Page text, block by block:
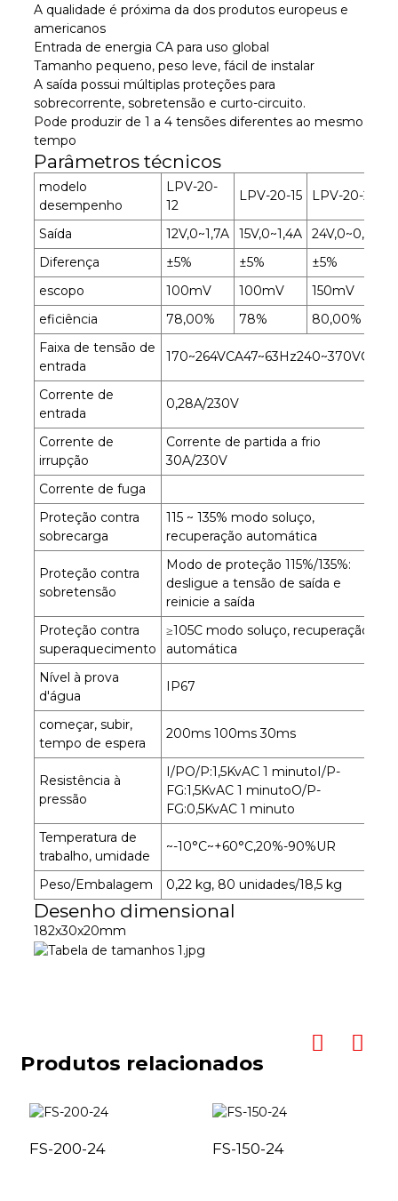
A qualidade é próxima da dos produtos europeus e
americanos
Entrada de energia CA para uso global
Tamanho pequeno, peso leve, fácil de instalar
A saída possui múltiplas proteções para
sobrecorrente, sobretensão e curto-circuito.
Pode produzir de 1 a 4 tensões diferentes ao mesmo
tempo
Parâmetros técnicos
modelo
desempenho
LPV-20-
12
LPV-20-15 LPV-20-24
Saída 12V,0~1,7A 15V,0~1,4A
24V,0~0,8A
Diferença
±5% ±5%
±5%
escopo
100mV 100mV
150mV
eficiência
78,00% 78%
80,00%
Faixa de tensão de
entrada
170~264VCA47~63Hz240~370VCC
Corrente de
entrada
0,28A/230V
Corrente de
irrupção
Corrente de partida a frio
30A/230V
Corrente de fuga
Proteção contra
sobrecarga
115 ~ 135% modo soluço,
recuperação automática
Proteção contra
sobretensão
Modo de proteção 115%/135%:
desligue a tensão de saída e
reinicie a saída
Proteção contra
superaquecimento
≥105C modo soluço, recuperação
automática
Nível à prova
d'água
IP67
começar, subir,
tempo de espera
200ms 100ms 30ms
Resistência à
pressão
I/PO/P:1,5KvAC 1 minutoI/P-
FG:1,5KvAC 1 minutoO/P-
FG:0,5KvAC 1 minuto
Temperatura de
trabalho, umidade
~-10°C~+60°C,20%-90%UR
Peso/Embalagem 0,22 kg, 80 unidades/18,5 kg
Desenho dimensional
182x30x20mm
Produtos relacionados
FS-200-24 FS-150-24